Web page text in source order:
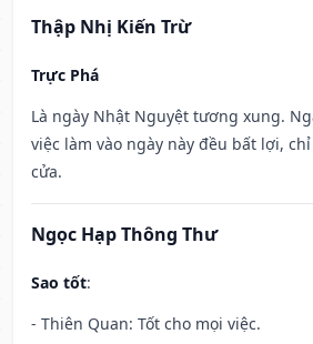
Thập Nhị Kiến Trừ
Trực Phá
Là ngày Nhật Nguyệt tương xung.
việc làm vào ngày này đều bất lợi,
cửa.
Ngọc Hạp Thông Thư
Sao tốt:
- Thiên Quan: Tốt cho mọi việc.